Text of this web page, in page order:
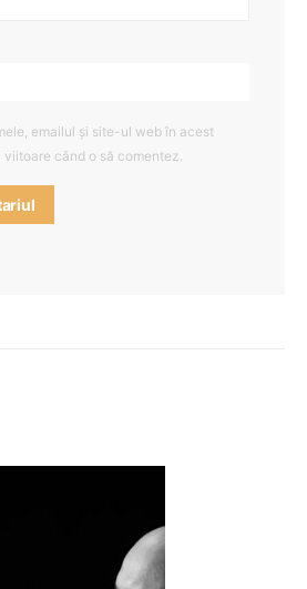
emailul și site-ul web în acest
când o să comentez.